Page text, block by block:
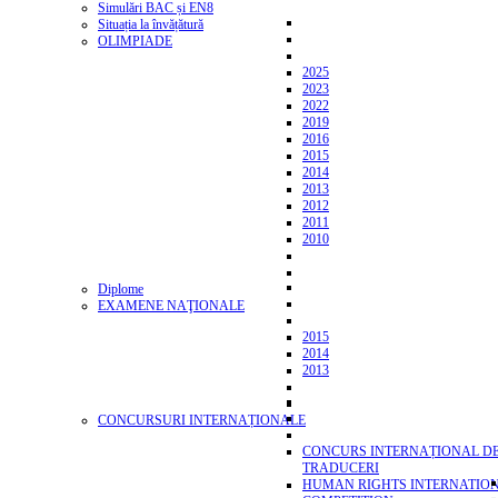
Simulări BAC și EN8
Situația la învățătură
OLIMPIADE
2025
2023
2022
2019
2016
2015
2014
2013
2012
2011
2010
Diplome
EXAMENE NAŢIONALE
2015
2014
2013
CONCURSURI INTERNAȚIONALE
CONCURS INTERNAȚIONAL
TRADUCERI
HUMAN RIGHTS